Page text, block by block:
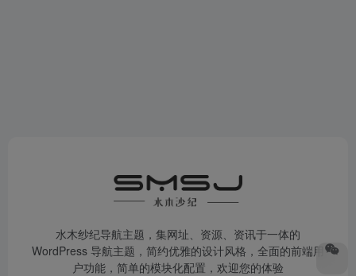
水木纱纪导航主题，集网址、资源、资讯于一体的
WordPress 导航主题，简约优雅的设计风格，全面的前端用
户功能，简单的模块化配置，欢迎您的体验